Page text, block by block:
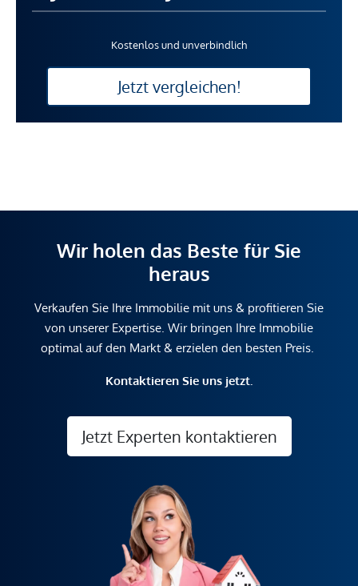
Kostenlos und unverbindlich
Jetzt vergleichen!
Wir holen das Beste für Sie
heraus
Verkaufen Sie Ihre Immobilie mit uns & profitieren Sie
von unserer Expertise. Wir bringen Ihre Immobilie
optimal auf den Markt & erzielen den besten Preis.
Kontaktieren Sie uns jetzt.
Jetzt Experten kontaktieren